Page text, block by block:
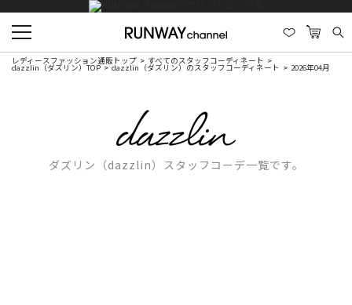
レディースファッション通販トップ すべてのスタッフコーディネート
dazzlin（ダズリン）TOP dazzlin（ダズリン）のスタッフコーディネート 2026年04月
ダズリン（dazzlin）スタッフコーデ一覧です。